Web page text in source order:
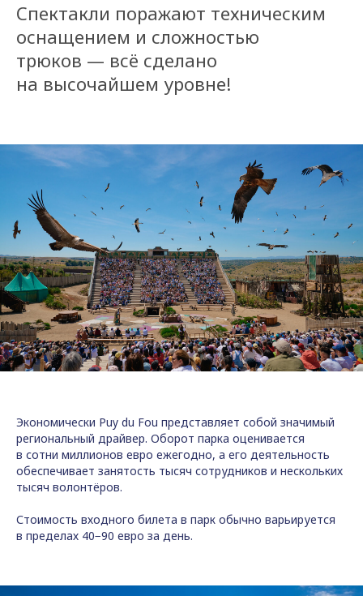
Спектакли поражают техническим
оснащением и сложностью
трюков — всё сделано
на высочайшем уровне!
Экономически Puy du Fou представляет собой значимый
региональный драйвер. Оборот парка оценивается
в сотни миллионов евро ежегодно, а его деятельность
обеспечивает занятость тысяч сотрудников и нескольких
тысяч волонтёров.
Стоимость входного билета в парк обычно варьируется
в пределах 40−90 евро за день.